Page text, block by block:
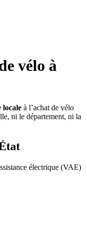
vélo à
locale à l’achat de vélo
ni le département, ni la
électrique (VAE)